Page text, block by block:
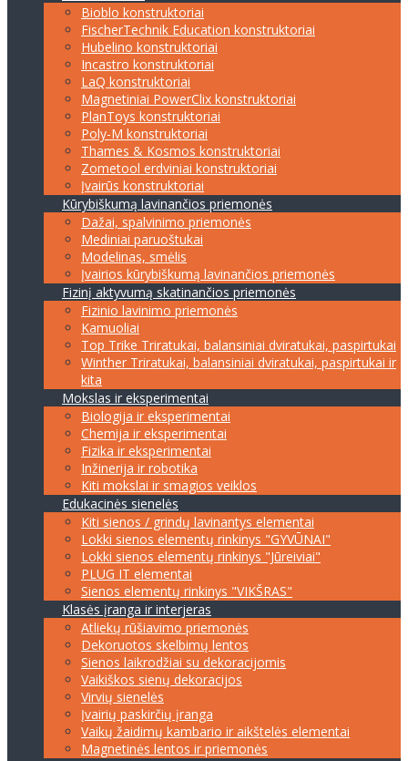
Bioblo konstruktoriai
FischerTechnik Education konstruktoriai
Hubelino konstruktoriai
Incastro konstruktoriai
LaQ konstruktoriai
Magnetiniai PowerClix konstruktoriai
PlanToys konstruktoriai
Poly-M konstruktoriai
Thames & Kosmos konstruktoriai
Zometool erdviniai konstruktoriai
Įvairūs konstruktoriai
Kūrybiškumą lavinančios priemonės
Dažai, spalvinimo priemonės
Mediniai paruoštukai
Modelinas, smėlis
Įvairios kūrybiškumą lavinančios priemonės
Fizinį aktyvumą skatinančios priemonės
Fizinio lavinimo priemonės
Kamuoliai
Top Trike Triratukai, balansiniai dviratukai, paspirtukai
Winther Triratukai, balansiniai dviratukai, paspirtukai ir
kita
Mokslas ir eksperimentai
Biologija ir eksperimentai
Chemija ir eksperimentai
Fizika ir eksperimentai
Inžinerija ir robotika
Kiti mokslai ir smagios veiklos
Edukacinės sienelės
Kiti sienos / grindų lavinantys elementai
Lokki sienos elementų rinkinys "GYVŪNAI"
Lokki sienos elementų rinkinys "Jūreiviai"
PLUG IT elementai
Sienos elementų rinkinys "VIKŠRAS"
Klasės įranga ir interjeras
Atliekų rūšiavimo priemonės
Dekoruotos skelbimų lentos
Sienos laikrodžiai su dekoracijomis
Vaikiškos sienų dekoracijos
Virvių sienelės
Įvairių paskirčių įranga
Vaikų žaidimų kambario ir aikštelės elementai
Magnetinės lentos ir priemonės